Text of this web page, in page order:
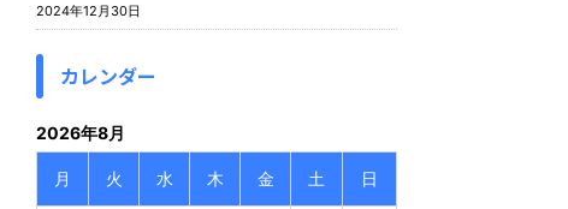
2024年12月30日
カレンダー
2026年8月
月 火 水 木 金 土 日